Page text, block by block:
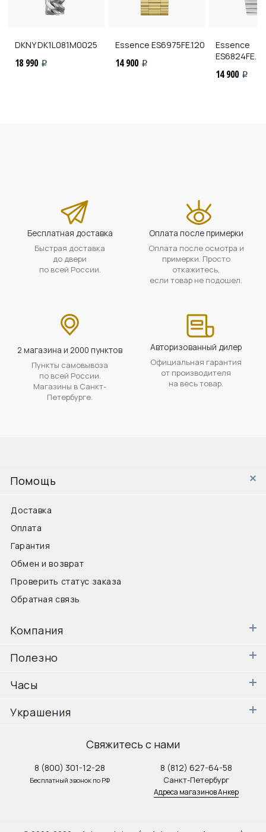
DKNYDK1L081M0025
18 990 i
Essence ES6975FE.120
14 900 i
Essence
14 900 i
Бесплатная доставка
Быстрая доставка
до двери
по всей России.
Оплата после примерки
Оплата после осмотра и
примерки. Просто
откажитесь,
если товар не подошел.
2 магазина и 2000 пунктов
Пункты самовывоза
по всей России.
Магазины в Санкт-
Петербурге.
Авторизованный дилер
Официальная гарантия
от производителя
на весь товар.
Помощь
Доставка
Оплата
Гарантия
Обмен и возврат
Проверить статус заказа
Обратная связь
Компания
Полезно
Часы
Украшения
Свяжитесь с нами
8 (800) 301-12-28
Бесплатный звонок по РФ
8 (812) 627-64-58
Санкт-Петербург
Адреса магазинов Анкер